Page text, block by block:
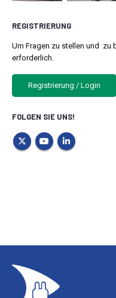
REGISTRIERUNG
Um Fragen zu stellen und zu
erforderlich.
Registrierung / Login
FOLGEN SIE UNS!